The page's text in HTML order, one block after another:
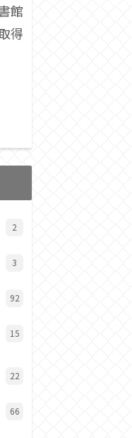
館
得
2
3
92
15
22
66